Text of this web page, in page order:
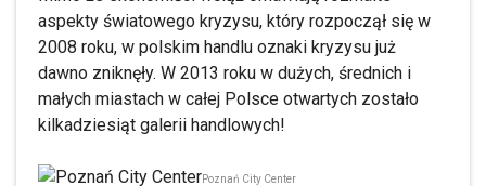
aspekty światowego kryzysu, który rozpoczął się w
2008 roku, w polskim handlu oznaki kryzysu już
dawno zniknęły. W 2013 roku w dużych, średnich i
małych miastach w całej Polsce otwartych zostało
kilkadziesiąt galerii handlowych!
Poznań City Center